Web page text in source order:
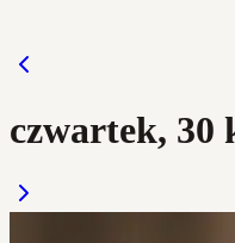
czwartek, 30